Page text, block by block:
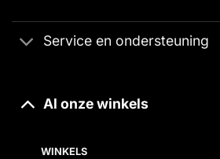
Service en ondersteuning
Al onze winkels
WINKELS